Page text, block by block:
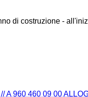
di costruzione -